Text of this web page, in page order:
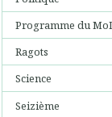
Programme du
Ragots
Science
Seizième